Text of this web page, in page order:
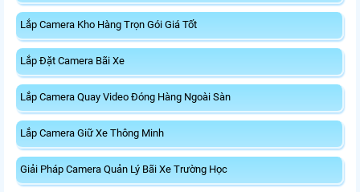
Lắp Camera Kho Hàng Trọn Gói Giá Tốt
Lắp Đặt Camera Bãi Xe
Lắp Camera Quay Video Đóng Hàng Ngoài Sàn
Lắp Camera Giữ Xe Thông Minh
Giải Pháp Camera Quản Lý Bãi Xe Trường Học